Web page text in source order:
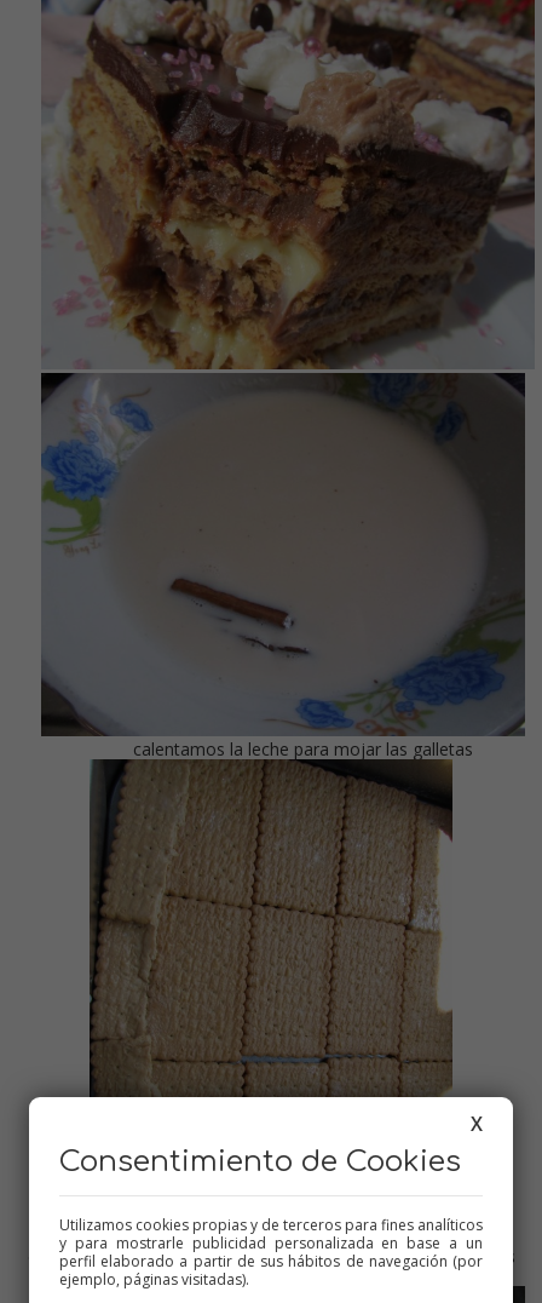
calentamos la leche para mojar las galletas
en el molde elegido, colocamos una capa de galletas y vamos
poniendo capas alternas de vainilla y chocolate
X
Consentimiento de Cookies
Utilizamos cookies propias y de terceros para fines analíticos
y para mostrarle publicidad personalizada en base a un
perfil elaborado a partir de sus hábitos de navegación (por
ejemplo, páginas visitadas).